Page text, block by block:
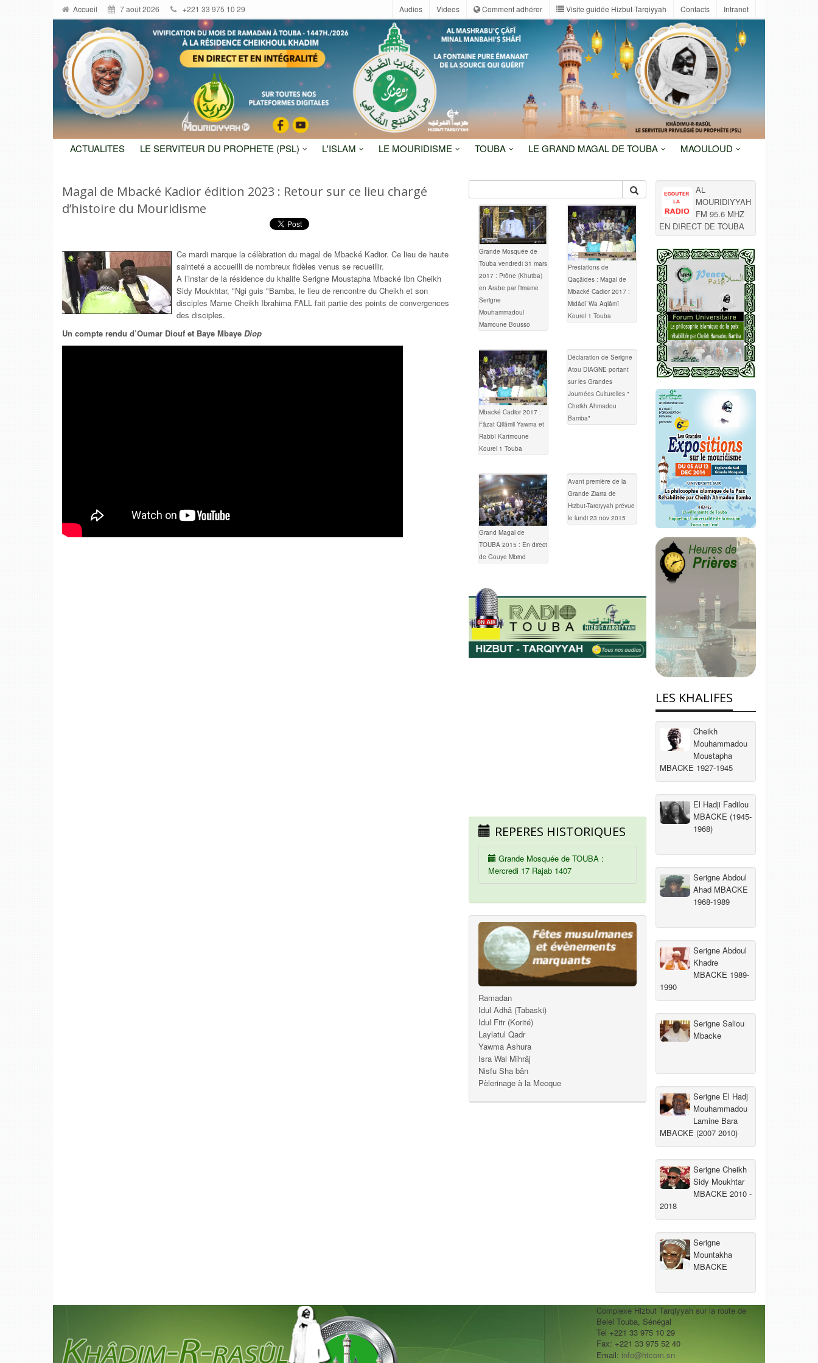
Accueil 7 août 2026 +221 33 975 10 29 Audios Videos Comment adhérer Visite guidée Hizbut-Tarqiyyah Contacts Intranet
ACTUALITES LE SERVITEUR DU PROPHETE (PSL) L'ISLAM LE MOURIDISME TOUBA LE GRAND MAGAL DE TOUBA MAOULOUD
Magal de Mbacké Kadior édition 2023 : Retour sur ce lieu chargé
d’histoire du Mouridisme
Ce mardi marque la célèbration du magal de Mbacké Kadior. Ce lieu de haute
sainteté a accueilli de nombreux fidèles venus se recueillir.
A l’instar de la résidence du khalife Serigne Moustapha Mbacké Ibn Cheikh
Sidy Moukhtar, "Ngi guis "Bamba, le lieu de rencontre du Cheikh et son
disciples Mame Cheikh Ibrahima FALL fait partie des points de convergences
des disciples.
Un compte rendu d’Oumar Diouf et Baye Mbaye Diop
Grande Mosquée de
Touba vendredi 31 mars
2017 : Prône (Khutba)
en Arabe par l’imame
Serigne
Mouhammadoul
Mamoune Bousso
Prestations de
Qaçâides : Magal de
Mbacké Cadior 2017 :
Midâdî Wa Aqlâmî
Kourel 1 Touba
Mbacké Cadior 2017 :
Fâzat Qilâmil Yawma et
Rabbî Karîmoune
Kourel 1 Touba
Déclaration de Serigne
Atou DIAGNE portant
sur les Grandes
Journées Culturelles "
Cheikh Ahmadou
Bamba"
Grand Magal de
TOUBA 2015 : En direct
de Gouye Mbind
Avant première de la
Grande Ziarra de
Hizbut-Tarqiyyah prévue
le lundi 23 nov 2015
REPERES HISTORIQUES
Grande Mosquée de TOUBA :
Mercredi 17 Rajab 1407
Ramadan
Idul Adhâ (Tabaski)
Idul Fitr (Korité)
Laylatul Qadr
Yawma Ashura
Isra Wal Mihrâj
Nisfu Sha bân
Pèlerinage à la Mecque
AL
MOURIDIYYAH
FM 95.6 MHZ
EN DIRECT DE TOUBA
LES KHALIFES
Cheikh
Mouhammadou
Moustapha
MBACKE 1927-1945
El Hadji Fadilou
MBACKE (1945-
1968)
Serigne Abdoul
Ahad MBACKE
1968-1989
Serigne Abdoul
Khadre
MBACKE 1989-
1990
Serigne Saliou
Mbacke
Serigne El Hadj
Mouhammadou
Lamine Bara
MBACKE (2007 2010)
Serigne Cheikh
Sidy Moukhtar
MBACKE 2010 -
2018
Serigne
Mountakha
MBACKE
Complexe Hizbut Tarqiyyah sur la route de
Belel Touba, Sénégal
Tel +221 33 975 10 29
Fax: +221 33 975 52 40
Email: info@htcom.sn